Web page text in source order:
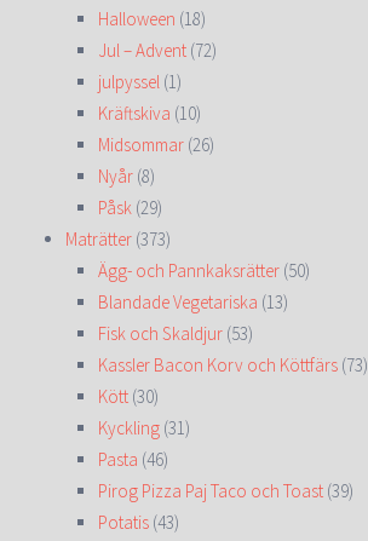
Halloween (18)
Jul – Advent (72)
julpyssel (1)
Kräftskiva (10)
Midsommar (26)
Nyår (8)
Påsk (29)
Maträtter (373)
Ägg- och Pannkaksrätter (50)
Blandade Vegetariska (13)
Fisk och Skaldjur (53)
Kassler Bacon Korv och Köttfärs (73)
Kött (30)
Kyckling (31)
Pasta (46)
Pirog Pizza Paj Taco och Toast (39)
Potatis (43)